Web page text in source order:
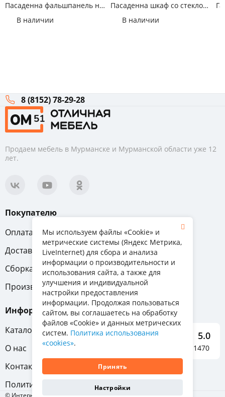
Пасаденна фальшпанель на
Железный камень
В наличии
Пасаденна шкаф со стеклом
В наличии
8 (8152) 78-29-28
Продаем мебель в Мурманске и Мурманской области уже 12
лет.
Покупателю
Оплата
Вопрос-ответ
Доставка
Обмен и возврат
Сборка
Гарантия
Производители
Информация
Каталог мебели
О нас
Контакты
Политика конфиденциальности
5.0
Отзывы о нас 1470
Мы используем файлы «Cookie» и
метрические системы (Яндекс Метрика,
LiveInternet) для сбора и анализа
информации о производительности и
использования сайта, а также для
улучшения и индивидуальной
настройки предоставления
информации. Продолжая пользоваться
сайтом, вы соглашаетесь на обработку
файлов «Cookie» и данных метрических
систем. Политика использования
«cookies».
Принять
Настройки